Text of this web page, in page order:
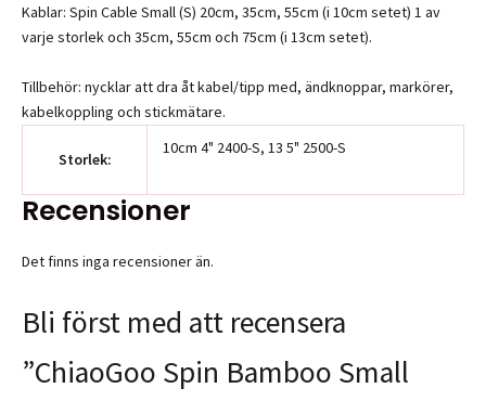
Kablar: Spin Cable Small (S) 20cm, 35cm, 55cm (i 10cm setet) 1 av
varje storlek och 35cm, 55cm och 75cm (i 13cm setet).
Tillbehör: nycklar att dra åt kabel/tipp med, ändknoppar, markörer,
kabelkoppling och stickmätare.
Storlek:
10cm 4" 2400-S, 13 5" 2500-S
Recensioner
Det finns inga recensioner än.
Bli först med att recensera
”ChiaoGoo Spin Bamboo Small